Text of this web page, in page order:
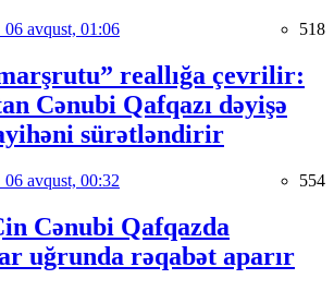
06 avqust, 01:06 518
reallığa çevrilir:
Cənubi Qafqazı dəyişə
sürətləndirir
06 avqust, 00:32 554
Cənubi Qafqazda
uğrunda rəqabət aparır